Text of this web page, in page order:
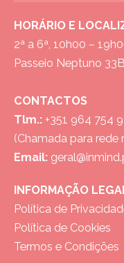
HORÁRIO E
2ª a 6ª, 10h00 –
Passeio Neptuno
CONTACTOS
Tlm.: +351 964 754
(Chamada para rede
Email:
INFORMAÇÃO
Política de
Política de Cookies
Termos e Condições